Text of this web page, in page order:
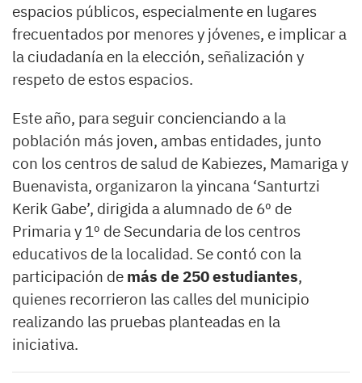
espacios públicos, especialmente en lugares
frecuentados por menores y jóvenes, e implicar a
la ciudadanía en la elección, señalización y
respeto de estos espacios.
Este año, para seguir concienciando a la
población más joven, ambas entidades, junto
con los centros de salud de Kabiezes, Mamariga y
Buenavista, organizaron la yincana ‘Santurtzi
Kerik Gabe’, dirigida a alumnado de 6º de
Primaria y 1º de Secundaria de los centros
educativos de la localidad. Se contó con la
participación de más de 250 estudiantes,
quienes recorrieron las calles del municipio
realizando las pruebas planteadas en la
iniciativa.